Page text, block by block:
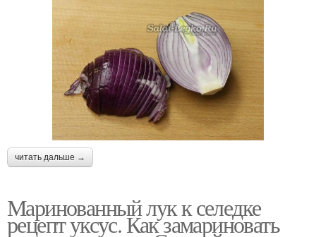
читать дальше →
Маринованный лук к селедке
рецепт уксус. Как замариновать